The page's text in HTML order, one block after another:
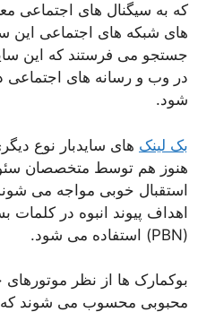
که به سیگنال های اجتماعی
های شبکه های اجتماعی این
جستجو می فرستند که این
در وب و رسانه های
شود.
بک لینک های سایدبار نوع
هنوز هم توسط متخصصان
استقبال خوبی مواجه می
اهداف پیوند انبوه در کلمات
(PBN) استفاده می شود.
بوکمارک ها از نظر
محبوبی محسوب می شوند که